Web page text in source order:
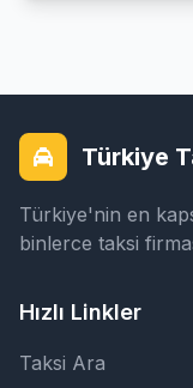
Türkiye
Türkiye'nin en
binlerce taksi
Hızlı Linkler
Taksi Ara